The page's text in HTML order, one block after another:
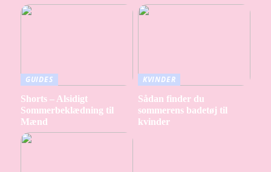
GUIDES
Shorts – Alsidigt
Sommerbeklædning til
Mænd
KVINDER
Sådan finder du
sommerens badetøj til
kvinder